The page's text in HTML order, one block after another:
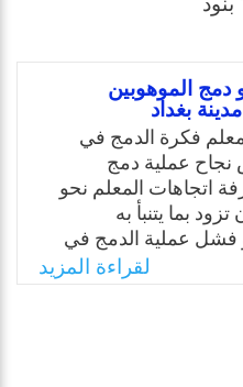
دمج الموهوبين
بغداد
فكرة الدمج في
نجاح عملية دمج
اتجاهات المعلم نحو
بما يتنبأ به
فشل عملية الدمج في
اتجاه المعلم إيجابيا،
الخطوة وانه مستعد لأن
لقراءة المزيد